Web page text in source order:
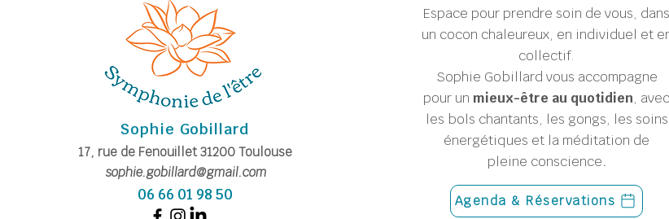
Sophie Gobillard
17, rue de Fenouillet 31200Toulouse
sophie.gobillard@gmail.com
06 66 01 98 50
Espace pour prendre soin de vous, dans
un cocon chaleureux, en individuel et
collectif.
Sophie Gobillard vous accompagne
pour un mieux-être au quotidien, avec
les bols chantants, les gongs, les soins
énergétiques et la méditation de
pleine conscience.
Agenda & Réservations